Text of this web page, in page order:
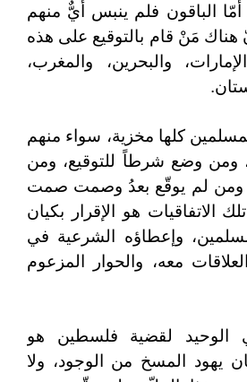
الباقون فلم ينبس أيٌّ منهم
هناك مَنْ قام بالتوقيع على هذه
والبحرين، والمغرب،
كلها مخزية، سواء منهم
ومن وضع شرطاً للتوقيع، ومن
ومن لم يوقّع بعدُ وصمت صمت
الاتفاقيات هو الإقرار بكيان
وإعطاؤه الشرعية في
معه، والحوار المزعوم
الوحيد لقضية فلسطين هو
يهود المسخ من الوجود، ولا